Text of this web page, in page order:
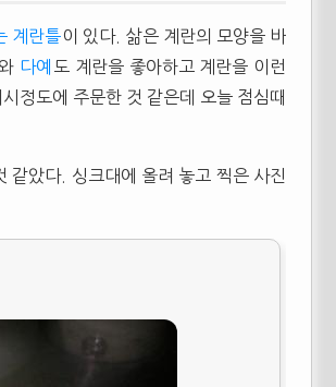
계란틀이 있다. 삶은 계란의 모양을 바
다예 도 계란을 좋아하고 계란을 이런
정도에 주문한 것 같은데 오늘 점심때
같았다. 싱크대에 올려 놓고 찍은 사진